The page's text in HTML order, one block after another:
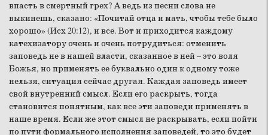
впасть в смертный грех? А ведь из песни слова не
выкинешь, сказано: «Почитай отца и мать, чтобы тебе было
хорошо» (Исх 20:12), и все. Вот и приходится каждому
катехизатору очень и очень потрудиться: отменить
заповедь не в нашей власти, сказанное в ней – это воля
Божья, но применять ее буквально один к одному тоже
нельзя, ситуация сейчас другая. Каждая заповедь имеет
свой внутренний смысл. Если его раскрыть, тогда
становится понятным, как все эти заповеди применять в
наше время. Если же этот смысл не раскрывать, если пойти
по пути формального исполнения заповедей, то это будет